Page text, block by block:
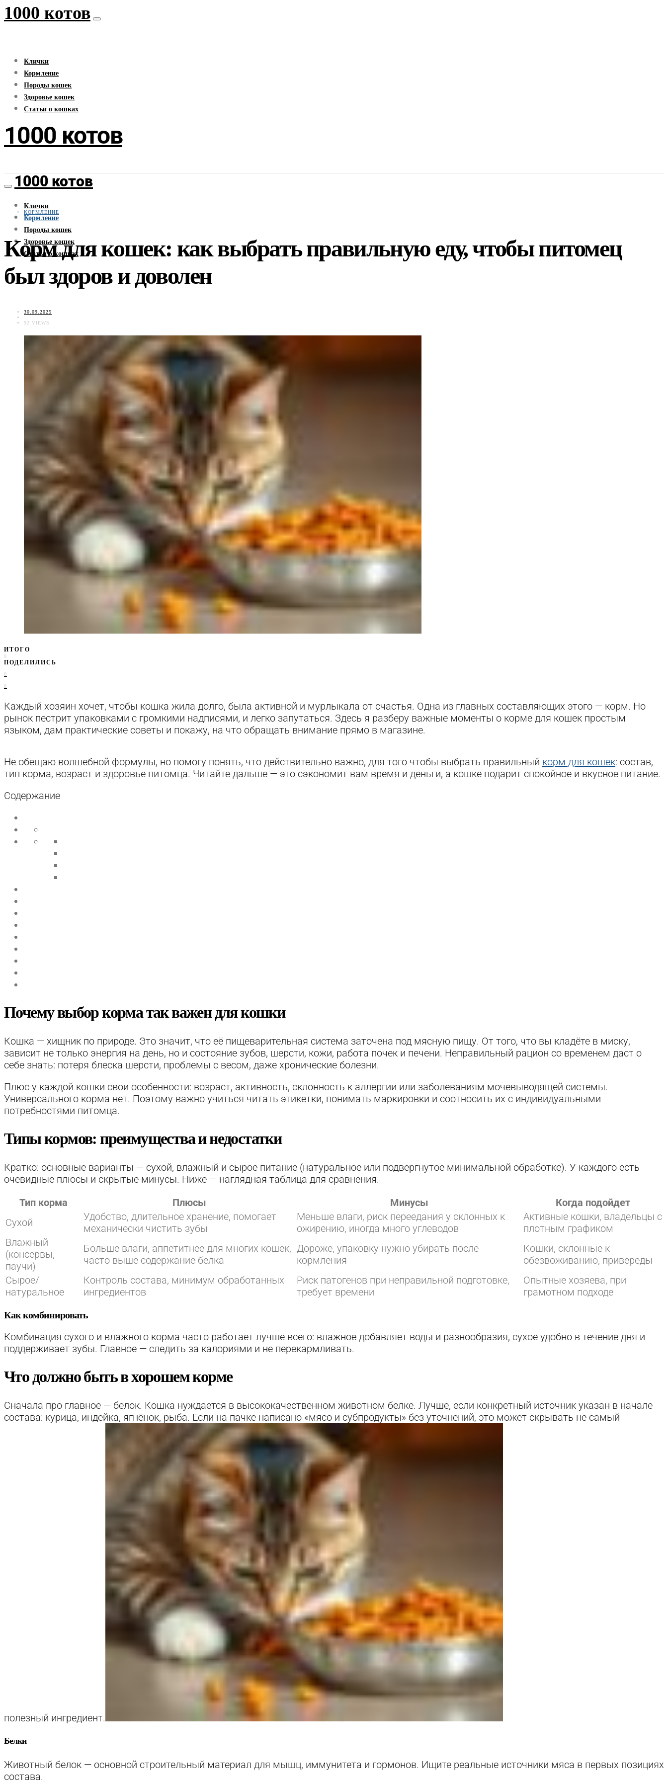
1000 котов
Клички
Кормление
Породы кошек
Здоровье кошек
Статьи о кошках
1000 котов
1000 котов
Клички
Кормление
Породы кошек
Здоровье кошек
Статьи о кошках
КОРМЛЕНИЕ
Корм для кошек: как выбрать правильную еду, чтобы питомец
был здоров и доволен
30.09.2025
92 VIEWS
ИТОГО
0
ПОДЕЛИЛИСЬ
0
0
Каждый хозяин хочет, чтобы кошка жила долго, была активной и мурлыкала от счастья. Одна из главных составляющих этого — корм. Но
рынок пестрит упаковками с громкими надписями, и легко запутаться. Здесь я разберу важные моменты о корме для кошек простым
языком, дам практические советы и покажу, на что обращать внимание прямо в магазине.
Не обещаю волшебной формулы, но помогу понять, что действительно важно, для того чтобы выбрать правильный корм для кошек: состав,
тип корма, возраст и здоровье питомца. Читайте дальше — это сэкономит вам время и деньги, а кошке подарит спокойное и вкусное питание.
Содержание
Почему выбор корма так важен для кошки
Кошка — хищник по природе. Это значит, что её пищеварительная система заточена под мясную пищу. От того, что вы кладёте в миску,
зависит не только энергия на день, но и состояние зубов, шерсти, кожи, работа почек и печени. Неправильный рацион со временем даст о
себе знать: потеря блеска шерсти, проблемы с весом, даже хронические болезни.
Плюс у каждой кошки свои особенности: возраст, активность, склонность к аллергии или заболеваниям мочевыводящей системы.
Универсального корма нет. Поэтому важно учиться читать этикетки, понимать маркировки и соотносить их с индивидуальными
потребностями питомца.
Типы кормов: преимущества и недостатки
Кратко: основные варианты — сухой, влажный и сырое питание (натуральное или подвергнутое минимальной обработке). У каждого есть
очевидные плюсы и скрытые минусы. Ниже — наглядная таблица для сравнения.
Тип корма
Плюсы Минусы
Когда подойдет
Сухой
Удобство, длительное хранение, помогает
механически чистить зубы
Меньше влаги, риск переедания у склонных к
ожирению, иногда много углеводов
Активные кошки, владельцы с
плотным графиком
Влажный
(консервы,
паучи)
Больше влаги, аппетитнее для многих кошек,
часто выше содержание белка
Дороже, упаковку нужно убирать после
кормления
Кошки, склонные к
обезвоживанию, привереды
Сырое/
натуральное
Контроль состава, минимум обработанных
ингредиентов
Риск патогенов при неправильной подготовке,
требует времени
Опытные хозяева, при
грамотном подходе
Как комбинировать
Комбинация сухого и влажного корма часто работает лучше всего: влажное добавляет воды и разнообразия, сухое удобно в течение дня и
поддерживает зубы. Главное — следить за калориями и не перекармливать.
Что должно быть в хорошем корме
Сначала про главное — белок. Кошка нуждается в высококачественном животном белке. Лучше, если конкретный источник указан в начале
состава: курица, индейка, ягнёнок, рыба. Если на пачке написано «мясо и субпродукты» без уточнений, это может скрывать не самый
полезный ингредиент.
Белки
Животный белок — основной строительный материал для мышц, иммунитета и гормонов. Ищите реальные источники мяса в первых позициях
состава.